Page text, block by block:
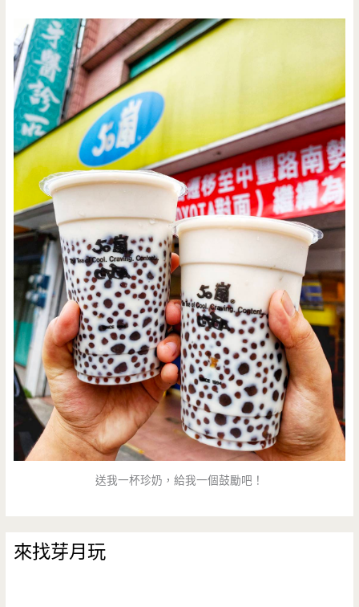
送我一杯珍奶，給我一個鼓勵吧！
來找芽月玩